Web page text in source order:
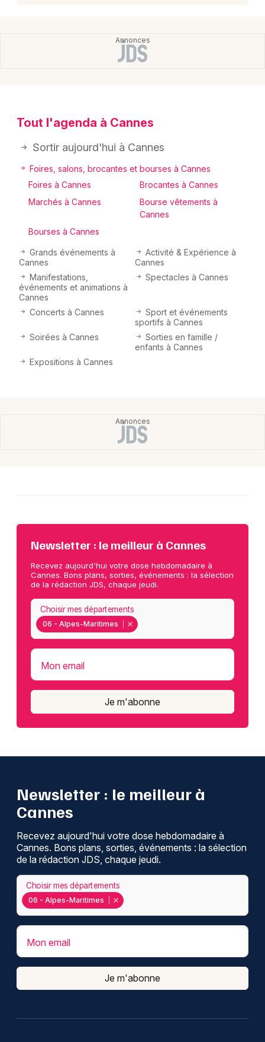
Newsletter des sorties
Actus à Cannes
Magazine à Cannes
06 - Alpes-Maritimes
Choisir mes départements
Je m'abonne
Tout l'agenda à Cannes
Sortir aujourd'hui à Cannes
Grands événements à
Cannes
Activité & Expérience à
Cannes
Manifestations,
événements et animations à
Cannes
Foires, salons, brocantes et bourses à Cannes
Foires à Cannes
Brocantes à Cannes
Marchés à Cannes
Bourse vêtements à
Cannes
Bourses à Cannes
Spectacles à Cannes
Concerts à Cannes
Sport et événements
sportifs à Cannes
Soirées à Cannes
Sorties en famille /
enfants à Cannes
Expositions à Cannes
Newsletter : le meilleur à Cannes
Recevez aujourd'hui votre dose hebdomadaire à
Cannes. Bons plans, sorties, événements : la sélection
de la rédaction JDS, chaque jeudi.
06 - Alpes-Maritimes
Choisir mes départements
Mon email
Je m'abonne
Newsletter : le meilleur à
Cannes
Recevez aujourd'hui votre dose hebdomadaire à
Cannes. Bons plans, sorties, événements : la sélection
de la rédaction JDS, chaque jeudi.
06 - Alpes-Maritimes
Choisir mes départements
Mon email
Je m'abonne